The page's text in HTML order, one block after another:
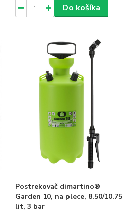
Do košíka
Postrekovač dimartino®
Garden 10, na plece, 8.50/10.75
lit, 3 bar